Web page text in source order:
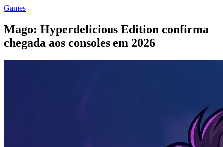
Games
Mago: Hyperdelicious Edition confirma
chegada aos consoles em 2026